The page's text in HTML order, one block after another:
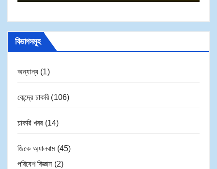
বিভাগসমূহ
অন্যান্য (1)
কেন্দ্রে চাকরি(106)
চাকরি খবর(14)
জিকে অ্যালবাম(45)
পরিবেশ বিজ্ঞান (2)